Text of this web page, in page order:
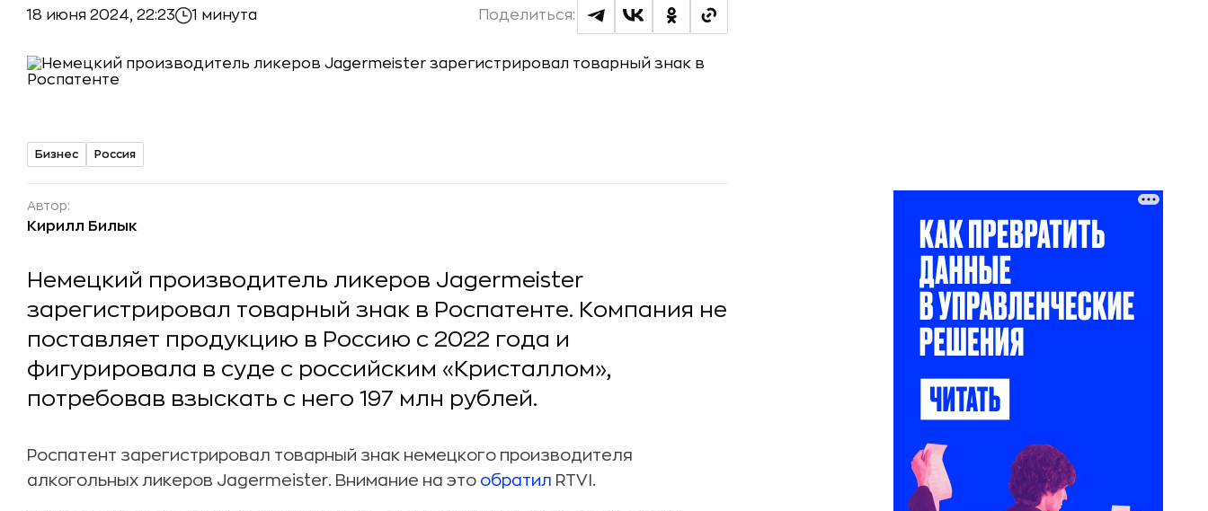
18 июня 2024, 22:23 1 минута Поделиться:
Бизнес Россия
Автор:
Кирилл Билык
Немецкий производитель ликеров Jagermeister
зарегистрировал товарный знак в Роспатенте. Компания не
поставляет продукцию в Россию с 2022 года и
фигурировала в суде с российским «Кристаллом»,
потребовав взыскать с него 197 млн рублей.
Роспатент зарегистрировал товарный знак немецкого производителя
алкогольных ликеров Jagermeister. Внимание на это обратил RTVI.